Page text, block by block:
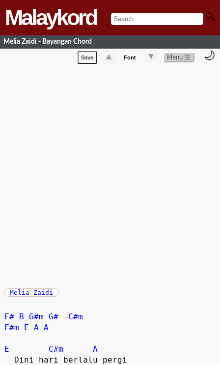
Malaykord 🔍
Melia Zaidi - Bayangan Chord
Save ▲ Font ▼ Menu ☰ 🌙
Melia Zaidi
F# B G#m G# - C#m
F#m
E A A
E C#m
A